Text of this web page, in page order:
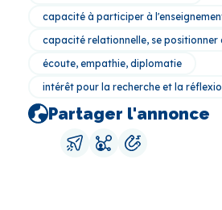
capacité à participer à
capacité relationnelle, se positionner
écoute, empathie, diplomatie
intérêt pour la recherche et la
Partager l'annonce